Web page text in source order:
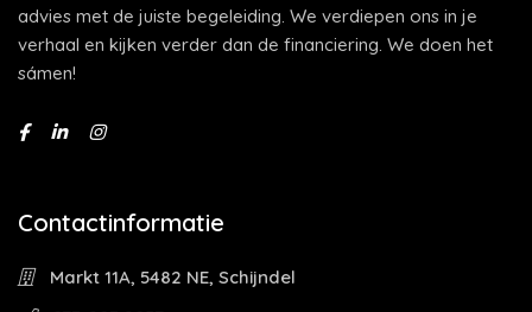
advies met de juiste begeleiding. We verdiepen ons in je
verhaal en kijken verder dan de financiering. We doen het
sámen!
Contactinformatie
Markt 11A, 5482 NE, Schijndel